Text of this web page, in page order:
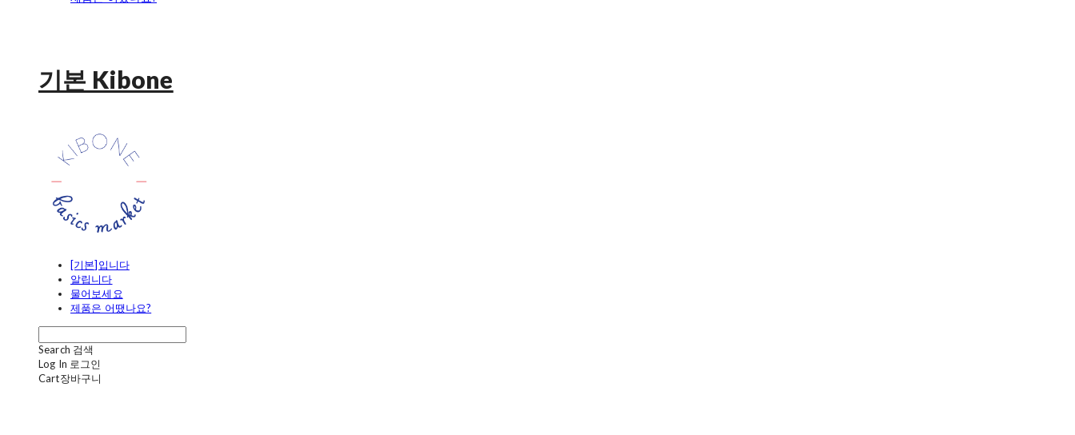
기본 Kibone
[기본]입니다
알립니다
물어보세요
제품은 어땠나요?
Search 검색
Log In 로그인
Cart장바구니